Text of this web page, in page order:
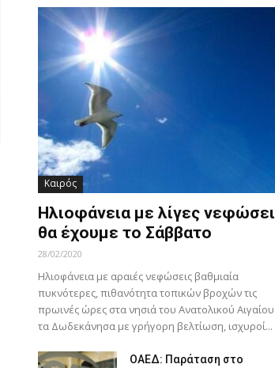
Καιρός
Ηλιοφάνεια με λίγες
θα έχουμε το Σάββατο
28/02/2020
Ηλιοφάνεια με αραιές νεφώσεις βαθμιαία
πυκνότερες, πιθανότητα τοπικών βροχών τις
πρωινές ώρες στα νησιά του Ανατολικού Αιγαίου
τα Δωδεκάνησα με γρήγορη βελτίωση, ισχυροί...
ΟΑΕΔ: Παράταση στο